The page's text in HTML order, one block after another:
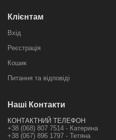
Клієнтам
Вхід
Реєстрація
Кошик
Питання та відповіді
Наші Контакти
КОНТАКТНИЙ ТЕЛЕФОН
+38 (068) 807 7514 - Катерина
+38 (067) 896 1797 - Тетяна